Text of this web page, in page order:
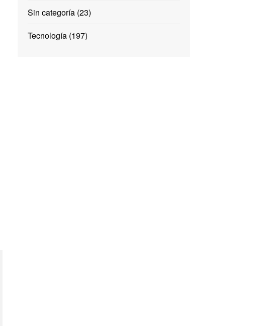
Sin categoría(23)
Tecnología(197)